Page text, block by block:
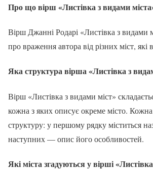
Про що вірш «Листівка з видами
Вірш Джанні Родарі «Листівка з видами
про враження автора від різних міст, які
Яка структура вірша «Листівка з
Вірш «Листівка з видами міст»
кожна з яких описує окреме місто.
структуру: у першому рядку міститься
наступних — опис його особливостей.
Які міста згадуються у вірші